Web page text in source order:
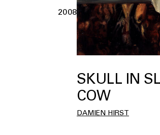
2008
SKULL IN
COW
DAMIEN HIRST